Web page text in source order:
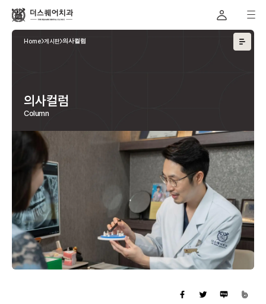
Home 게시판 의사컬럼
의사컬럼
Column